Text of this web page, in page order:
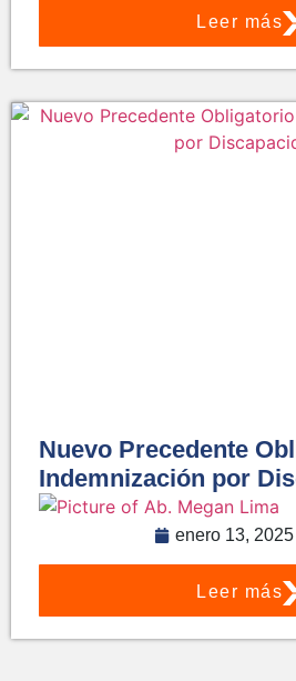
Leer más
Nuevo Precedente
Indemnización por
enero 13, 2025
Leer más